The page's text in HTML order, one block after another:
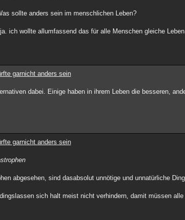
sollte anders sein im menschlichen Leben?
ich wollte allumfassend das für alle Menschen gleiche
garnicht anders sein
dabei. Einige haben in ihrem Leben die besseren,
garnicht anders sein
abgesehen, sind dasabsolut unnötige und unnatürliche
sich halt meist nicht verhindern, damit müssen